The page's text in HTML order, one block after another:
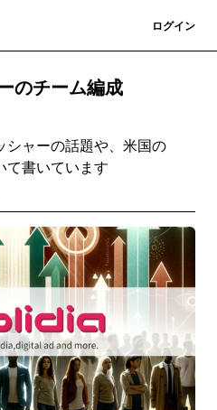
ログイン
のチーム編成
シャーの話題や、米国の
て書いています